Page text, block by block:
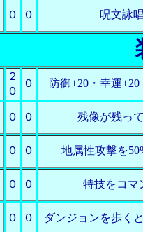
０ ０ 呪文詠
２
０
０ 防御+20・幸運
０ ０ 残像が残っ
０ ０ 地属性攻撃を
０ ０ 特技をコマ
０ ０ ダンジョンを歩く